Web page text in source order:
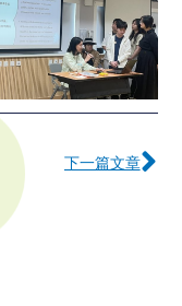
下一篇文章
下